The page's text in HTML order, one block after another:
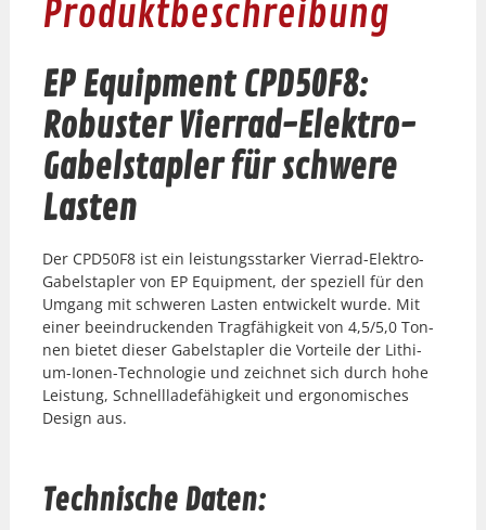
Produktbeschreibung
EP Equipment CPD50F8:
Robuster Vierrad-Elektro-
Gabelstapler für schwere
Lasten
Der CPD50F8 ist ein leis­tungsstark­er Vier­rad-Elek­tro-
Gabel­sta­pler von EP Equip­ment, der speziell für den
Umgang mit schw­eren Las­ten entwick­elt wurde. Mit
ein­er beein­druck­enden Tragfähigkeit von 4,5/5,0 Ton­
nen bietet dieser Gabel­sta­pler die Vorteile der Lithi­
um-Ionen-Tech­nolo­gie und zeich­net sich durch hohe
Leis­tung, Schnel­l­lade­fähigkeit und ergonomis­ches
Design aus.
Technische Daten: